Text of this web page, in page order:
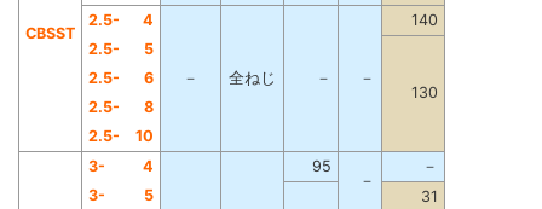
CBSST
2.5-
4
－ 全ねじ － －
140
2.5-
5
130
2.5-
6
2.5-
8
2.5-
10
3-
4
95
－
－
3-
5
31